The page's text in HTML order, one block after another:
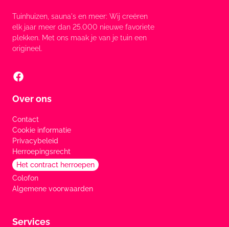
Tuinhuizen, sauna's en meer: Wij creëren
elk jaar meer dan 25.000 nieuwe favoriete
plekken. Met ons maak je van je tuin een
origineel.
Over ons
Contact
Cookie informatie
Privacybeleid
Herroepingsrecht
Het contract herroepen
Colofon
Algemene voorwaarden
Services